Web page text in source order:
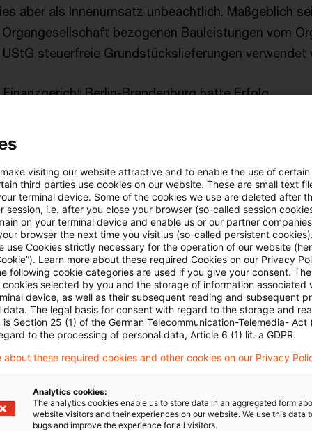
aber als Innenumsatz unbeachtlich. Maßgeblich
bezogenen Bauleistungen vom
UStG steuerfreie Grundstückslieferungen verwendet
Finanzgericht Berlin-Brandenburg hatte Erfolg.
Entscheidung der Vorinstanz angeschlossen und
zutreffend entschieden, dass der Kläger für die
Bauleistungen nicht Steuerschuldner ist.
der Organträger, nicht aber die Organgesellschaft
dass es bei § 13b Abs. 5 Satz 2 i.V.m. Abs. 2 Nr. 4
Außenumsätze und nicht auf
Organkreises ankommt.
der Steuerschuld beim Leistungsempfänger kommt
die an ihn erbrachte Werklieferung oder
Instandsetzung, Instandhaltung, Änderung oder
visiting our website attractive and to enable the use of
third parties use cookies on our website. These are small text
terminal device. Some of the cookies we use are deleted after
session, i.e. after you close your browser (so-called session
on your terminal device and enable us or our partner
browser the next time you visit us (so-called persistent
use Cookies strictly necessary for the operation of our website
Learn more about these required Cookies on our Privacy
following cookie categories are used if you give your consent.
cookies selected by you and the storage of information associated
device, as well as their subsequent reading and subsequent
data. The legal basis for consent with regard to the storage and
is Section 25 (1) of the German Telecommunication-Telemedia- Act
to the processing of personal data, Article 6 (1) lit. a GDPR.
about these required cookies and other cookies on our Privacy
Analytics cookies:
The analytics cookies enable us to store data in an aggregated form
website visitors and their experiences on our website. We use this data
bugs and improve the experience for all visitors.